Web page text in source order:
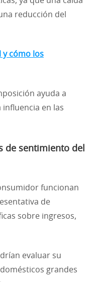
reducción del
y cómo los
ayuda a
en las
de sentimiento del
funcionan
de
sobre ingresos,
evaluar su
grandes